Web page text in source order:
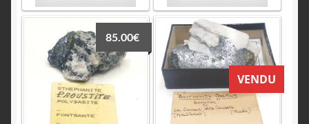
85.00€
VENDU